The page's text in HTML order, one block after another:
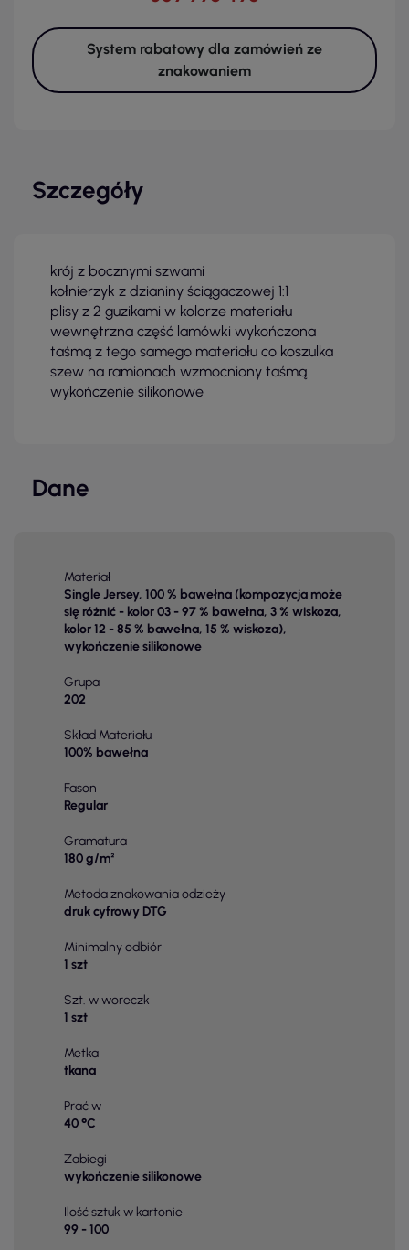
System rabatowy dla zamówień ze
znakowaniem
Szczegóły
krój z bocznymi szwami
kołnierzyk z dzianiny ściągaczowej 1:1
plisy z 2 guzikami w kolorze materiału
wewnętrzna część lamówki wykończona
taśmą z tego samego materiału co koszulka
szew na ramionach wzmocniony taśmą
wykończenie silikonowe
Dane
Materiał
Single Jersey, 100 % bawełna (kompozycja może
się różnić - kolor 03 - 97 % bawełna, 3 % wiskoza,
kolor 12 - 85 % bawełna, 15 % wiskoza),
wykończenie silikonowe
Grupa
202
Skład Materiału
100% bawełna
Fason
Regular
Gramatura
180 g/m²
Metoda znakowania odzieży
druk cyfrowy DTG
Minimalny odbiór
1 szt
Szt. w woreczk
1 szt
Metka
tkana
Prać w
40 °C
Zabiegi
wykończenie silikonowe
Ilość sztuk w kartonie
99 - 100